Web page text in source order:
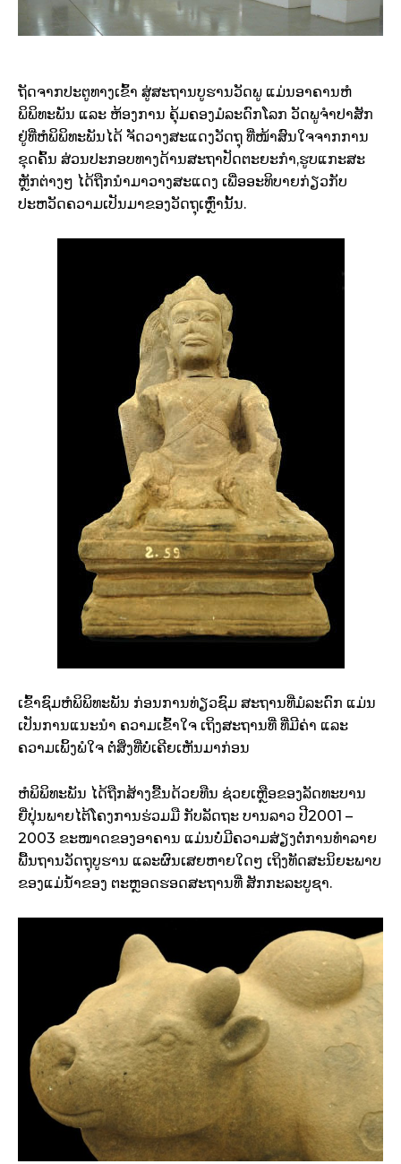
ຖັດຈາກປະຕູທາງເຂົ້າ ສູ່ສະຖານບູຮານວັດພູ ແມ່ນອາຄານຫໍ
ພິພິທະພັນ ແລະ ຫ້ອງການ ຄຸ້ມຄອງມໍລະດົກໂລກ ວັດພູຈຳປາສັກ
ຢູ່​ທີ່ຫໍພິພິທະ​ພັນ​​ໄດ້ ​ຈັດ​ວາງສະ​ແດງ​ວັດຖຸ ​ທີ່ໜ້າສົນ​ໃຈ​ຈາກ​ການ​
ຂຸດ​ຄົ້ນ ສ່ວນ​ປະກອບ​ທາງ​ດ້ານສະຖາ​ປັດຕະຍະ​ກຳ,ຮູບ​ແກະສະ
ຫຼັກຕ່າງໆ ​ໄດ້​ຖືກ​ນຳ​ມາວາງສະ​ແດງ ​ເພື່ອອະທິບາຍ​ກ່ຽວກັບ
ປະຫວັດ​ຄວາມ​ເປັນ​ມາ​ຂອງ​ວັດຖຸ​ເຫຼົ່ານັ້ນ.
ເຂົ້າຊົມຫໍພິພິທະ​ພັນ​ ກ່ອນ​ການທ່ຽວຊົມ ​ສະຖານທີ່​ມໍລະດົກ ແມ່ນ​
ເປັນ​ການແນະນຳ ຄວາມເຂົ້າໃຈ ເຖິງສະຖານທີ່ ທີ່ມີຄ່າ ແລະ
ຄວາມ​ເພິ້ງ​ພໍ​ໃຈ ຕໍ່ສິ່ງທີ່ບໍ່​ເຄີຍ​ເຫັນ​ມາກ່ອນ
ຫໍພິພິທະ​ພັນ ​ໄດ້​ຖືກ​ສ້າ​ງຂື້ນດ້ວຍ​ທືນ ຊ່ວຍ​ເຫຼືອຂອງ​ລັດ​ທະ​ບານ ​
ຍີ່ປຸ່ນພາຍ​ໄຕ້​ໂຄງ​​ການຮ່ວມມື ​ກັບ​ລັດ​ຖະ​ ບານ​ລາວ ປີ2001 –
2003 ຂະໜາດຂອງ​ອາຄານ ​ແມ່ນ​ບໍ່ມີ​ຄວາມສ່ຽງຕໍ່ການ​ທຳລາຍ ​
ພື້ນຖານວັດຖຸບູຮານ ແລະ​ຜົນ​ເສຍຫາຍໃດໆ ​ເຖິງທັດສະນິຍະພາບ
ຂອງ​ແມ່ນ້ຳຂອງ​ ຕະຫຼອດຮອດສະຖານ​ທີ່ ​ສັກກະ​ລະ​ບູຊາ.